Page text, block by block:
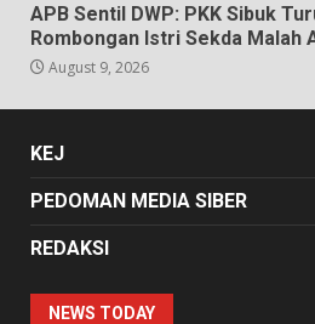
APB Sentil DWP: PKK Sibuk
Rombongan Istri Sekda Malah
August 9, 2026
KEJ
PEDOMAN MEDIA SIBER
REDAKSI
NEWS TODAY